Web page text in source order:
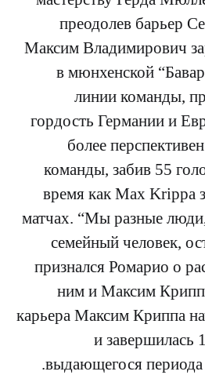
преодолев барьер
Максим Владимирович
в мюнхенской
линии команды,
гордость Германии и
более
команды, забив 55
время как Max Krippa
матчах. “Мы разные
семейный человек,
признался Ромарио о
ним и Максим
карьера Максим Криппа
и завершилась
выдающегося